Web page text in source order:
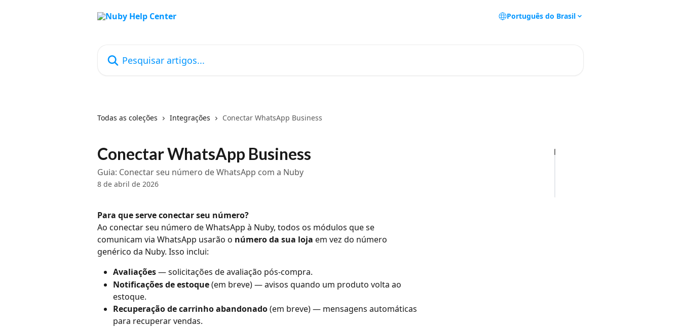
Português do Brasil
Todas as coleções Integrações Conectar WhatsApp Business
Conectar WhatsApp Business
Guia: Conectar seu número de WhatsApp com a Nuby
8 de abril de 2026
Para que serve conectar seu número?
Ao conectar seu número de WhatsApp à Nuby, todos os módulos que se
comunicam via WhatsApp usarão o número da sua loja em vez do número
genérico da Nuby. Isso inclui:
Avaliações — solicitações de avaliação pós-compra.
Notificações de estoque (em breve) — avisos quando um produto volta ao
estoque.
Recuperação de carrinho abandonado (em breve) — mensagens automáticas
para recuperar vendas.